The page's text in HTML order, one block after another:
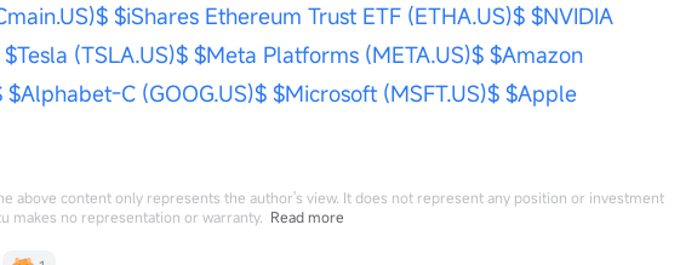
$iShares Ethereum Trust ETF (ETHA.US)$ $NVIDIA
$Tesla (TSLA.US)$ $Meta Platforms (META.US)$ $Amazon
$Alphabet-C (GOOG.US)$ $Microsoft (MSFT.US)$ $Apple
above content only represents the author's view. It does not represent any position or investment
makes no representation or warranty. Read more